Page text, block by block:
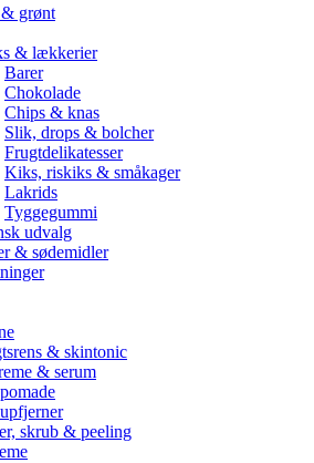
grønt
& lækkerier
Barer
Chokolade
Chips & knas
Slik, drops & bolcher
Frugtdelikatesser
Kiks, riskiks & småkager
Lakrids
Tyggegummi
udvalg
& sødemidler
& skintonic
& serum
skrub & peeling